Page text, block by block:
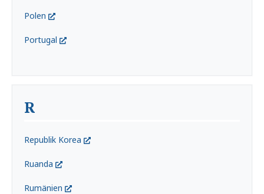
Polen
Portugal
R
Republik Korea
Ruanda
Rumänien